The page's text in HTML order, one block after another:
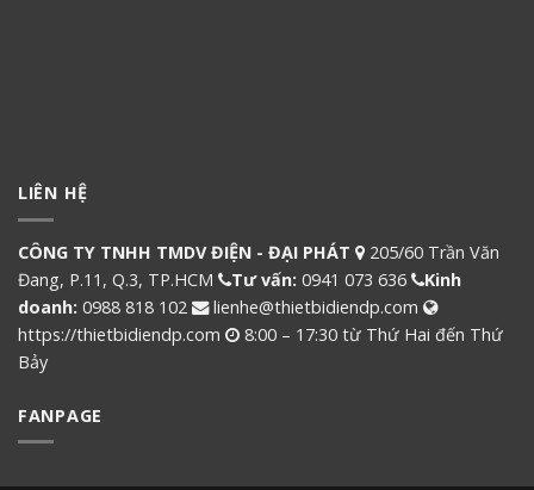
LIÊN HỆ
CÔNG TY TNHH TMDV ĐIỆN - ĐẠI PHÁT
205/60 Trần Văn
Đang, P.11, Q.3, TP.HCM
Tư vấn: 0941 073 636
Kinh
doanh: 0988 818 102
lienhe@thietbidiendp.com
https://thietbidiendp.com
8:00 – 17:30 từ Thứ Hai đến Thứ
Bảy
FANPAGE